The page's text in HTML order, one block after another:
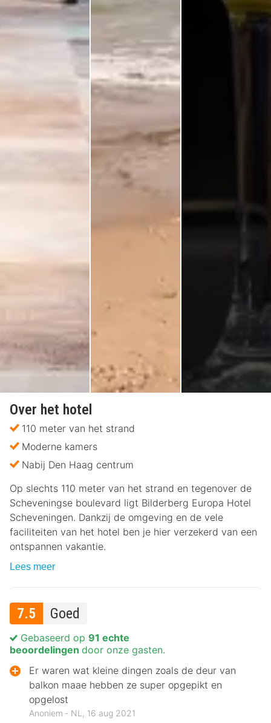
Over het hotel
110 meter van het strand
Moderne kamers
Nabij Den Haag centrum
Op slechts 110 meter van het strand en tegenover de
Scheveningse boulevard ligt Bilderberg Europa Hotel
Scheveningen. Dankzij de omgeving en de vele
faciliteiten van het hotel ben je hier verzekerd van een
ontspannen vakantie.
Lees meer
7.5 Goed
Gebaseerd op 91 echte
beoordelingen door onze gasten.
Er waren wat kleine dingen zoals de deur van
balkon maae hebben ze super opgepikt en
opgelost
Anoniem ‐ NL, 16 aug 2021